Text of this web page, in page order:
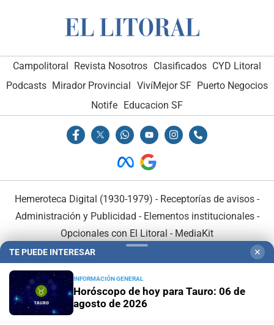
Campolitoral Revista Nosotros Clasificados CYD Litoral
Podcasts Mirador Provincial VivíMejor SF Puerto Negocios
Notife Educacion SF
Hemeroteca Digital (1930-1979) - Receptorías de avisos -
Administración y Publicidad - Elementos institucionales-
Opcionales con El Litoral - MediaKit
TE PUEDE INTERESAR ✕
INFORMACIÓN GENERAL
Horóscopo de hoy para Tauro: 06 de
agosto de 2026